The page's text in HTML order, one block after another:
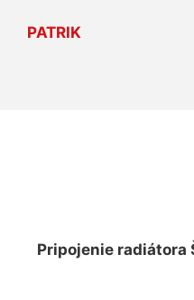
PATRIK
Pripojenie radiátora